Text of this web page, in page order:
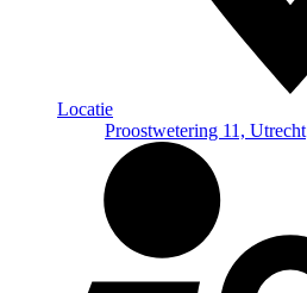
Locatie
Proostwetering 11, Utrecht